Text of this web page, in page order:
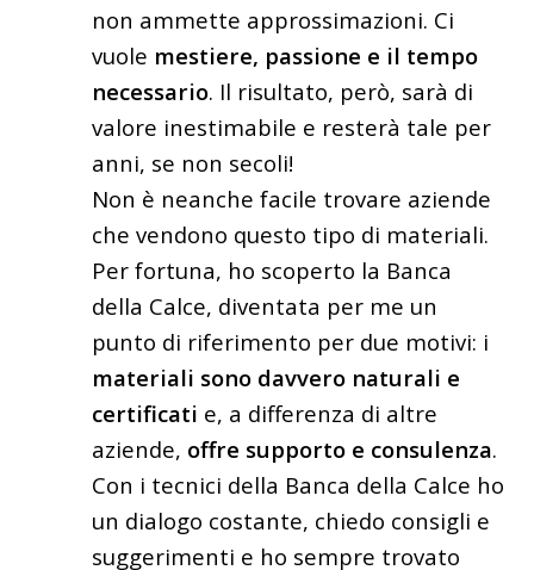
non ammette approssimazioni. Ci
vuole mestiere, passione e il tempo
necessario. Il risultato, però, sarà di
valore inestimabile e resterà tale per
anni, se non secoli!
Non è neanche facile trovare aziende
che vendono questo tipo di materiali.
Per fortuna, ho scoperto la Banca
della Calce, diventata per me un
punto di riferimento per due motivi: i
materiali sono davvero naturali e
certificati e, a differenza di altre
aziende, offre supporto e consulenza.
Con i tecnici della Banca della Calce ho
un dialogo costante, chiedo consigli e
suggerimenti e ho sempre trovato